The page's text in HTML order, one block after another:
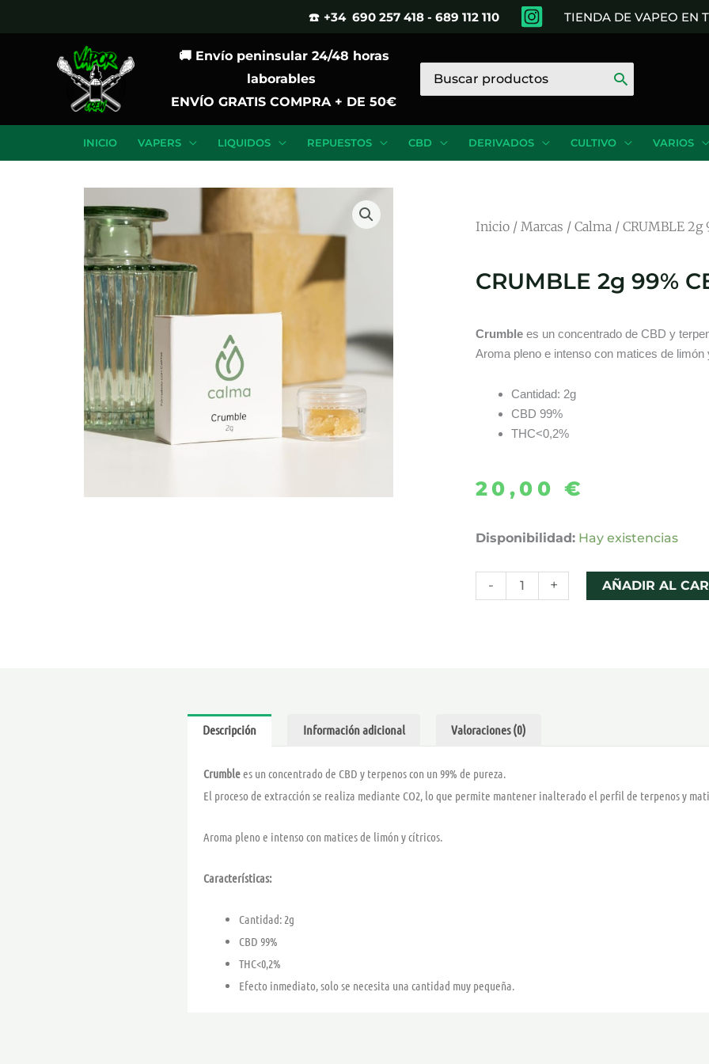
contenido
☎️ +34 690 257 418 - 689 112 110 TIENDA DE VAPEO EN
🚚 Envío peninsular 24/48 horas
laborables
ENVÍO GRATIS COMPRA + DE 50€
Buscar
por:
INICIO VAPERS LIQUIDOS REPUESTOS CBD DERIVADOS CULTIVO VARIOS
Inicio / Marcas / Calma / CRUMBLE
CRUMBLE 2g 99%
Crumble es un concentrado de CBD y
Aroma pleno e intenso con matices de
Cantidad: 2g
CBD 99%
THC<0,2%
20,00€
Disponibilidad: Hay existencias
-
CRUMBLE
99%
+ AÑADIR AL
Descripción Información adicional Valoraciones (0)
Crumblees un concentrado de CBD y terpenos con un 99% de pureza.
El proceso de extracción se realiza mediante CO2, lo que permite mantener inalterado el perfil de terpenos y
Aroma pleno e intenso con matices de limón y cítricos.
Características:
Cantidad: 2g
CBD 99%
THC<0,2%
Efecto inmediato, solo se necesita una cantidad muy pequeña.